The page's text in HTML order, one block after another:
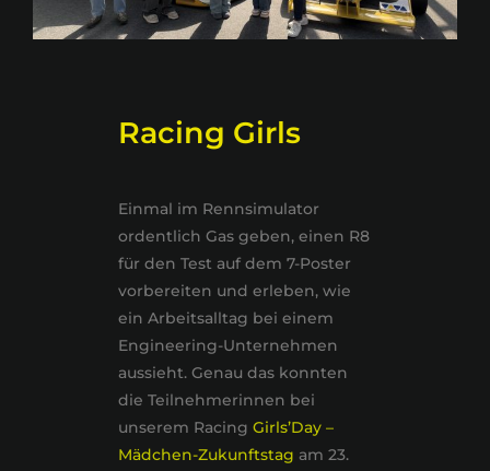
Racing Girls
Einmal im Rennsimulator
ordentlich Gas geben, einen R8
für den Test auf dem 7-Poster
vorbereiten und erleben, wie
ein Arbeitsalltag bei einem
Engineering-Unternehmen
aussieht. Genau das konnten
die Teilnehmerinnen bei
unserem Racing Girls’Day –
Mädchen-Zukunftstag am 23.